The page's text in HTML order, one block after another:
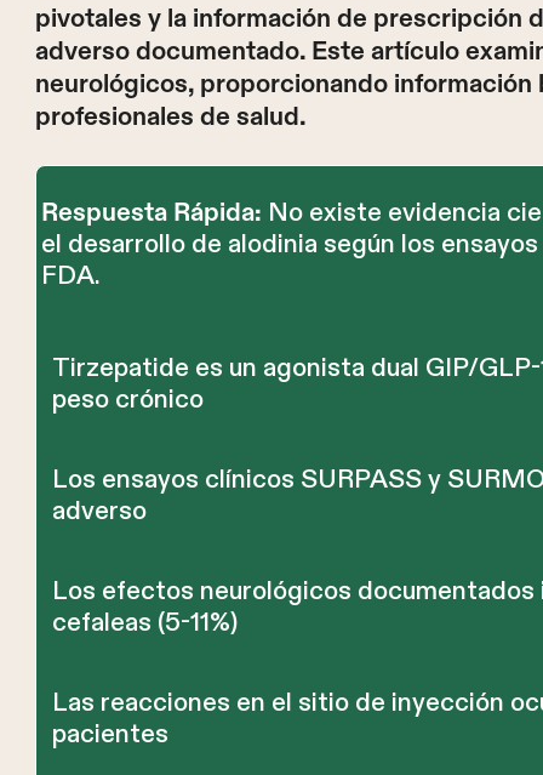
pivotales y la información de prescripción
adverso documentado. Este artículo
neurológicos, proporcionando información
profesionales de salud.
Respuesta Rápida: No existe evidencia
el desarrollo de alodinia según los
FDA.
Tirzepatide es un agonista dual GIP/
peso crónico
Los ensayos clínicos SURPASS y
adverso
Los efectos neurológicos documentados
cefaleas (5-11%)
Las reacciones en el sitio de inyección
pacientes